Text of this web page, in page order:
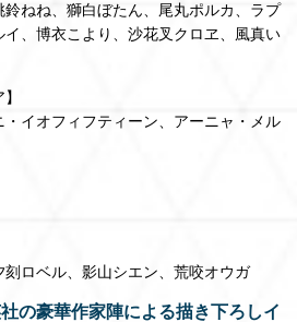
ねね、獅白ぼたん、尾丸ポルカ、ラプ
、博衣こより、沙花叉クロヱ、風真い
イオフィフティーン、アーニャ・メル
ロベル、影山シエン、荒咬オウガ
の豪華作家陣による描き下ろしイ